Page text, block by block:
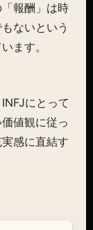
報酬」は時
ないという
ます。
にとって
値観に従っ
感に直結す